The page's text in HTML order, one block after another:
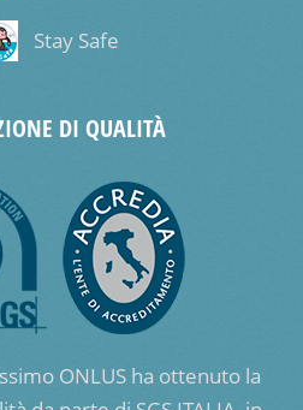
Stay Safe
DI QUALITÀ
ONLUS ha ottenuto la